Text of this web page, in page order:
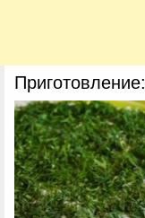
Приготовление: